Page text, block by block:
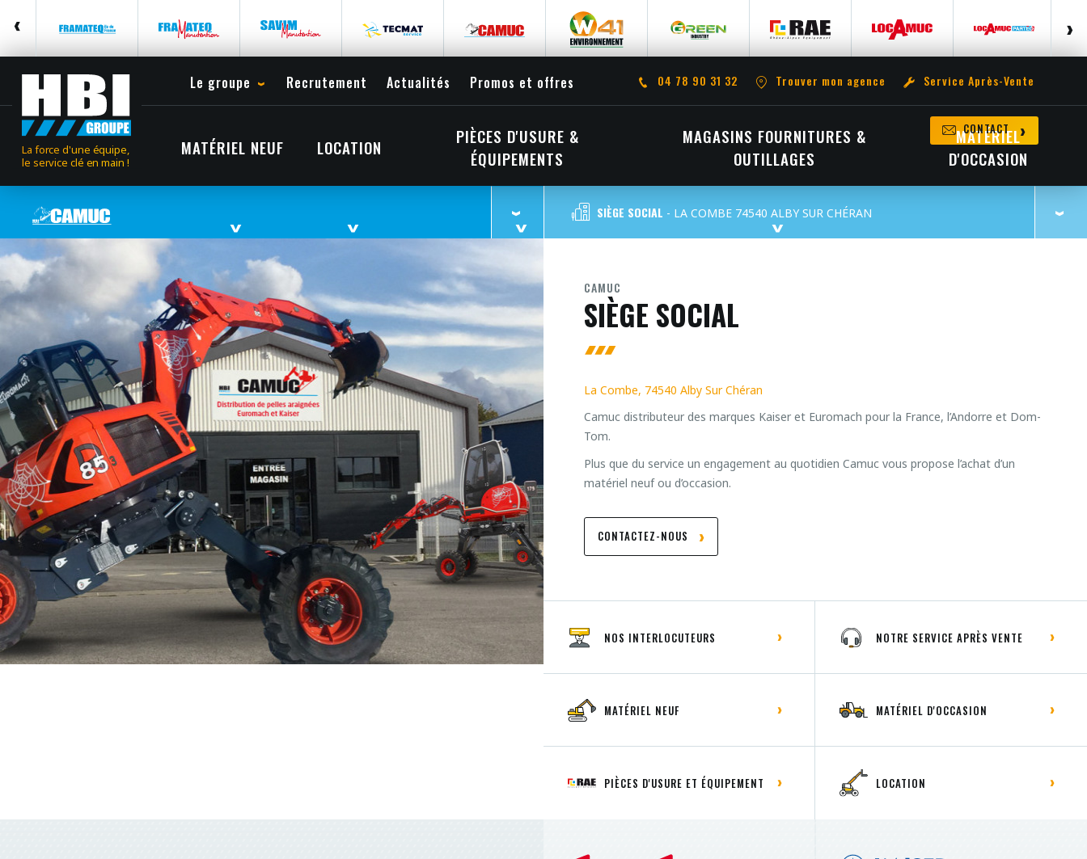
Le groupe Recrutement Actualités Promos et offres 04 78 90 31 32 Trouver mon agence Service Après-Vente
CONTACT
La force d'une équipe,
le service clé en main !
MATÉRIEL NEUF LOCATION
PIÈCES D'USURE &
ÉQUIPEMENTS
MAGASINS FOURNITURES &
OUTILLAGES
MATÉRIEL
D'OCCASION
SIÈGE SOCIAL - LA COMBE 74540 ALBY SUR CHÉRAN
CAMUC
SIÈGE SOCIAL
La Combe, 74540 Alby Sur Chéran
Camuc distributeur des marques Kaiser et Euromach pour la France, l’Andorre et Dom-
Tom.
Plus que du service un engagement au quotidien Camuc vous propose l’achat d’un
matériel neuf ou d’occasion.
CONTACTEZ-NOUS
NOS INTERLOCUTEURS NOTRE SERVICE APRÈS VENTE
MATÉRIEL NEUF MATÉRIEL D'OCCASION
PIÈCES D'USURE ET ÉQUIPEMENT LOCATION